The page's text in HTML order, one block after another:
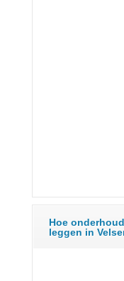
Hoe
leggen in